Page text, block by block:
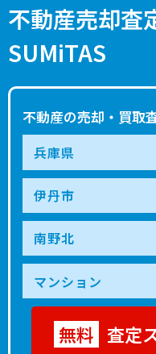
不動産売却査
SUMiTAS
不動産の売却・買取
査定